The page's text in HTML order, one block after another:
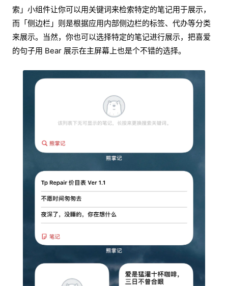
索」小组件让你可以用关键词来检索特定的笔记用于展示，
而「侧边栏」则是根据应用内部侧边栏的标签、代办等分类
来展示。当然，你也可以选择特定的笔记进行展示，把喜爱
的句子用 Bear 展示在主屏幕上也是个不错的选择。